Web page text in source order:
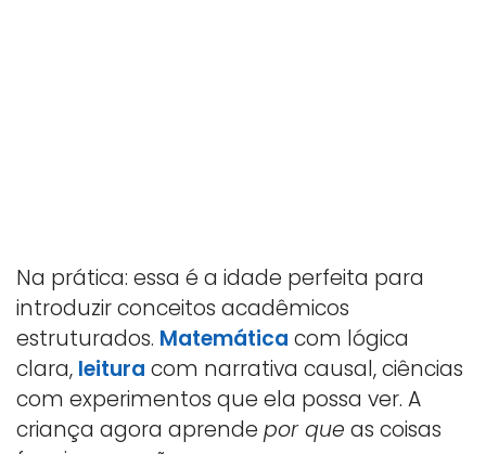
Na prática: essa é a idade perfeita para
introduzir conceitos acadêmicos
estruturados. Matemática com lógica
clara, leitura com narrativa causal, ciências
com experimentos que ela possa ver. A
criança agora aprende por que as coisas